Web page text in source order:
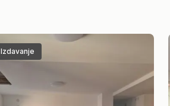
Izdavanje